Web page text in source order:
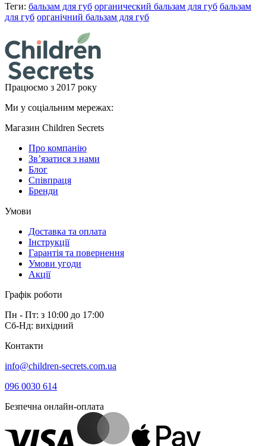
Теги: бальзам для губ органический бальзам для губ бальзам
для губ органічний бальзам для губ
Працюємо з 2017 року
Ми у соціальним мережах:
Магазин Children Secrets
Про компанію
Зв’язатися з нами
Блог
Співпраця
Бренди
Умови
Доставка та оплата
Інструкції
Гарантія та повернення
Умови угоди
Акції
Графік роботи
Пн - Пт: з 10:00 до 17:00
Сб-Нд: вихідний
Контакти
info@children-secrets.com.ua
096 0030 614
Безпечна онлайн-оплата